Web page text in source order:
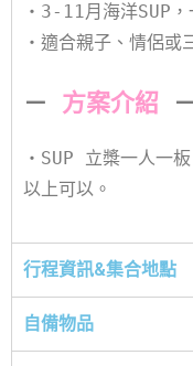
・3-11月海洋SUP
・適合親子、情侶或
－ 方案介紹
・SUP 立槳一人一
以上可以。
行程資訊&集合地點
自備物品